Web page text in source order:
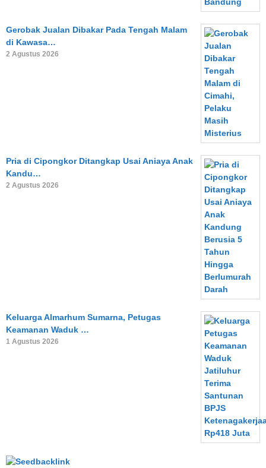
Gerobak Jualan Dibakar Pada Tengah Malam
di Kawasa…
2 Agustus 2026
Pria di Cipongkor Ditangkap Usai Aniaya Anak
Kandu…
2 Agustus 2026
Keluarga Almarhum Sumarna, Petugas
Keamanan Waduk …
1 Agustus 2026